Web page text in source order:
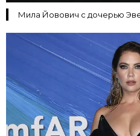
Мила Йовович с дочерью